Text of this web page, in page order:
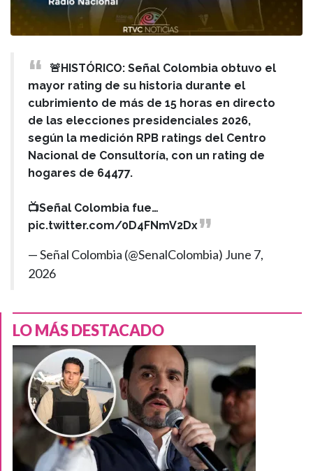
🚨HISTÓRICO: Señal Colombia obtuvo el
mayor rating de su historia durante el
cubrimiento de más de 15 horas en directo
de las elecciones presidenciales 2026,
según la medición RPB ratings del Centro
Nacional de Consultoría, con un rating de
hogares de 64477.
📺Señal Colombia fue…
pic.twitter.com/0D4FNmV2Dx
— Señal Colombia (@SenalColombia) June 7,
2026
LO MÁS DESTACADO